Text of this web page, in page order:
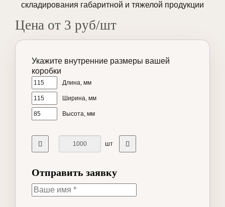
складирования габаритной и тяжелой продукции
Цена от 3 руб/шт
Укажите внутренние размеры вашей
коробки
Длина, мм
Ширина, мм
Высота, мм
шт
Отправить заявку